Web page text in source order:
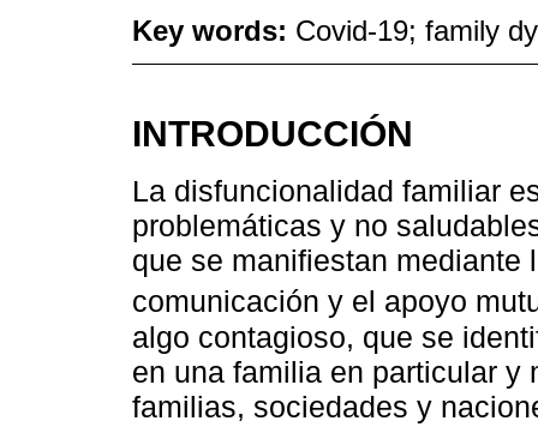
Key words: Covid-19; family
INTRODUCCIÓN
La disfuncionalidad familiar
problemáticas y no
que se manifiestan
comunicación y el apoyo
algo contagioso, que se
en una familia en particular y
familias, sociedades y